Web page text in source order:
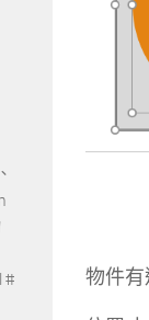
物件
#